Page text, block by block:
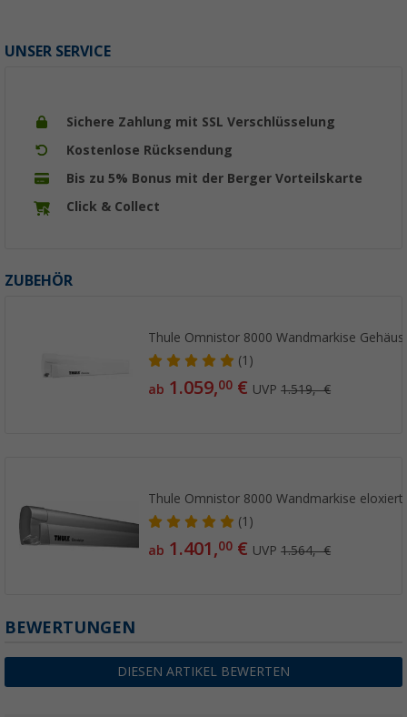
UNSER SERVICE
Sichere Zahlung mit SSL Verschlüsselung
Kostenlose Rücksendung
Bis zu 5% Bonus mit der Berger Vorteilskarte
Click & Collect
ZUBEHÖR
Thule Omnistor 8000 Wandmarkise
(1)
ab 1.059,00 € UVP1.519,- €
Thule Omnistor 8000 Wandmarkise eloxiert
(1)
ab 1.401,00 € UVP1.564,- €
BEWERTUNGEN
DIESEN ARTIKEL BEWERTEN